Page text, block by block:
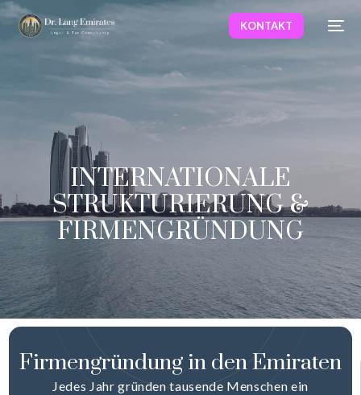
KONTAKT
INTERNATIONALE
STRUKTURIERUNG &
FIRMENGRÜNDUNG
Firmengründung in den Emiraten
Jedes Jahr gründen tausende Menschen ein
Deutsch